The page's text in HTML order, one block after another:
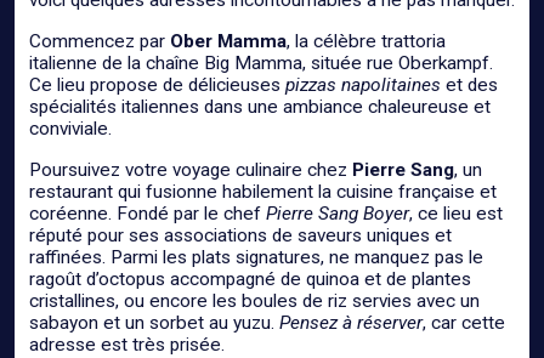
Commencez par Ober Mamma, la célèbre trattoria
italienne de la chaîne Big Mamma, située rue Oberkampf.
Ce lieu propose de délicieuses pizzas napolitaines et des
spécialités italiennes dans une ambiance chaleureuse et
conviviale.
Poursuivez votre voyage culinaire chez Pierre Sang, un
restaurant qui fusionne habilement la cuisine française et
coréenne. Fondé par le chef Pierre Sang Boyer, ce lieu est
réputé pour ses associations de saveurs uniques et
raffinées. Parmi les plats signatures, ne manquez pas le
ragoût d’octopus accompagné de quinoa et de plantes
cristallines, ou encore les boules de riz servies avec un
sabayon et un sorbet au yuzu. Pensez à réserver, car cette
adresse est très prisée.